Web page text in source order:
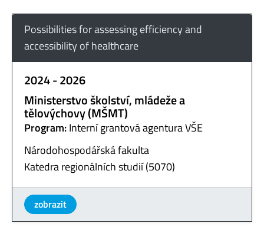
Possibilities for assessing efficiency and
accessibility of healthcare
2024 - 2026
Ministerstvo školství, mládeže a
tělovýchovy (MŠMT)
Program:Interní grantová agentura VŠE
Národohospodářská fakulta
Katedra regionálních studií (5070)
zobrazit